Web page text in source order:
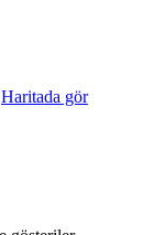
Haritada gör